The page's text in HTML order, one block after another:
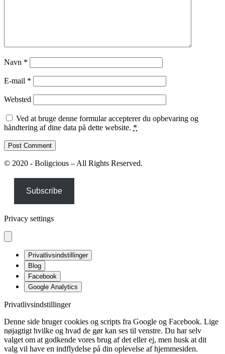
Navn *
E-mail *
Websted
Ved at bruge denne formular accepterer du opbevaring og
håndtering af dine data på dette website. *
© 2020 - Boligcious – All Rights Reserved.
Subscribe
Privacy settings
Privatlivsindstillinger
Blog
Facebook
Google Analytics
Privatlivsindstillinger
Denne side bruger cookies og scripts fra Google og Facebook. Lige
nøjagtigt hvilke og hvad de gør kan ses til venstre. Du har selv
valget om at godkende vores brug af det eller ej, men husk at dit
valg vil have en indflydelse på din oplevelse af hjemmesiden.